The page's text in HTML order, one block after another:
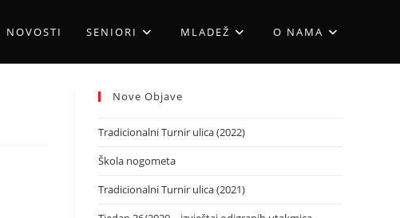
NOVOSTI SENIORI MLADEŽ O NAMA
Nove Objave
Tradicionalni Turnir ulica (2022)
Škola nogometa
Tradicionalni Turnir ulica (2021)